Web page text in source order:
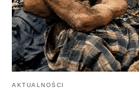
AKTUALNOŚCI